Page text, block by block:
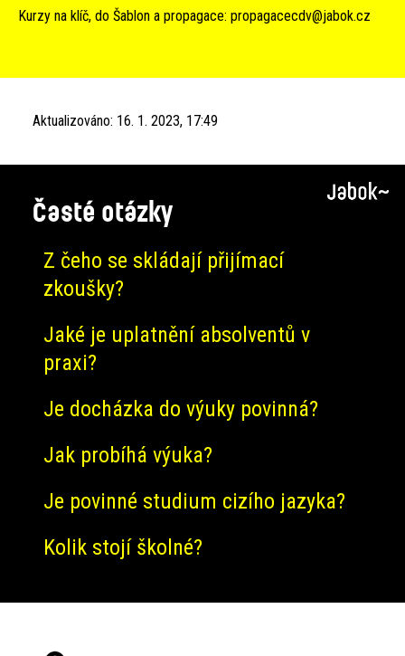
Kurzy na klíč, do Šablon a propagace: propagacecdv@jabok.cz
Aktualizováno: 16. 1. 2023, 17:49
Časté otázky
Z čeho se skládají přijímací
zkoušky?
Jaké je uplatnění absolventů v
praxi?
Je docházka do výuky povinná?
Jak probíhá výuka?
Je povinné studium cizího jazyka?
Kolik stojí školné?